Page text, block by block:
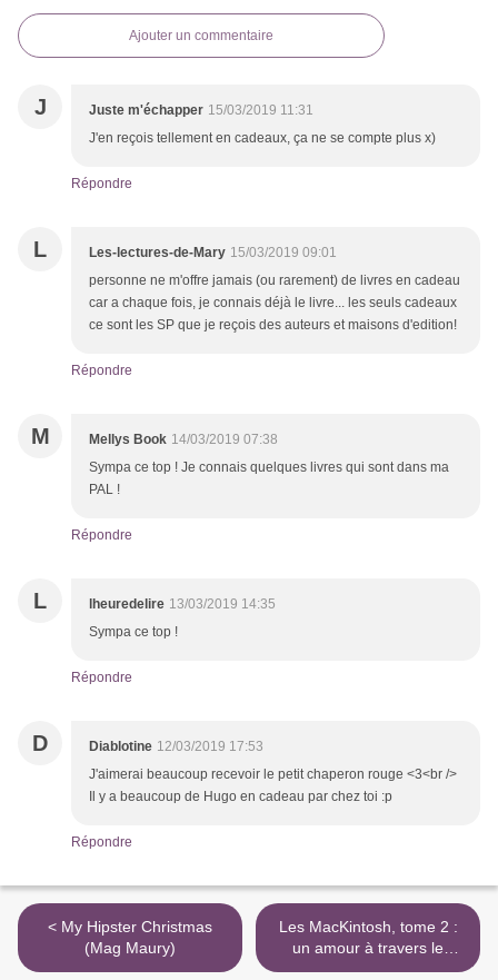
Ajouter un commentaire
J Juste m'échapper 15/03/2019 11:31
J'en reçois tellement en cadeaux, ça ne se compte plus x)
Répondre
L Les-lectures-de-Mary 15/03/2019 09:01
personne ne m'offre jamais (ou rarement) de livres en cadeau
car a chaque fois, je connais déjà le livre... les seuls cadeaux
ce sont les SP que je reçois des auteurs et maisons d'edition!
Répondre
M Mellys Book 14/03/2019 07:38
Sympa ce top ! Je connais quelques livres qui sont dans ma
PAL !
Répondre
L lheuredelire 13/03/2019 14:35
Sympa ce top !
Répondre
D Diablotine 12/03/2019 17:53
J'aimerai beaucoup recevoir le petit chaperon rouge <3<br />
Il y a beaucoup de Hugo en cadeau par chez toi :p
Répondre
< My Hipster Christmas
(Mag Maury)
Les MacKintosh, tome 2 :
un amour à travers le
temps (Julie Dauge) >